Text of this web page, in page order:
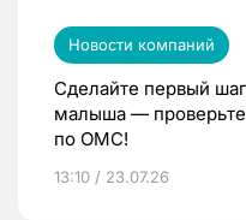
Новости компаний
Сделайте первый
малыша — проверьте
по ОМС!
13:10 / 23.07.26